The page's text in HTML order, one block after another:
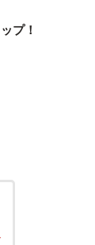
プ！